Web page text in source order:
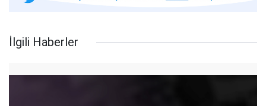
İlgili Haberler